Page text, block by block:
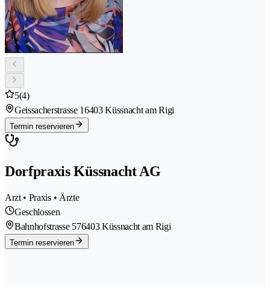
5(4)
Geissacherstrasse 16403 Küssnacht am Rigi
Termin reservieren
Dorfpraxis Küssnacht AG
Arzt • Praxis • Ärzte
Geschlossen
Bahnhofstrasse 576403 Küssnacht am Rigi
Termin reservieren